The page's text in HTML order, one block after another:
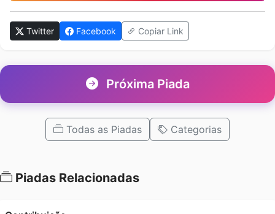
Twitter Facebook Copiar Link
Próxima Piada
Todas as Piadas Categorias
Piadas Relacionadas